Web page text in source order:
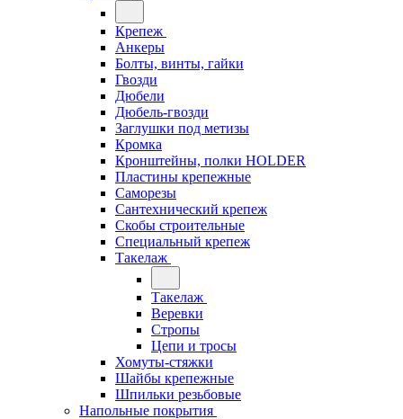
Крепеж
Анкеры
Болты, винты, гайки
Гвозди
Дюбели
Дюбель-гвозди
Заглушки под метизы
Кромка
Кронштейны, полки НОLDER
Пластины крепежные
Саморезы
Сантехнический крепеж
Скобы строительные
Специальный крепеж
Такелаж
Такелаж
Веревки
Стропы
Цепи и тросы
Хомуты-стяжки
Шайбы крепежные
Шпильки резьбовые
Напольные покрытия